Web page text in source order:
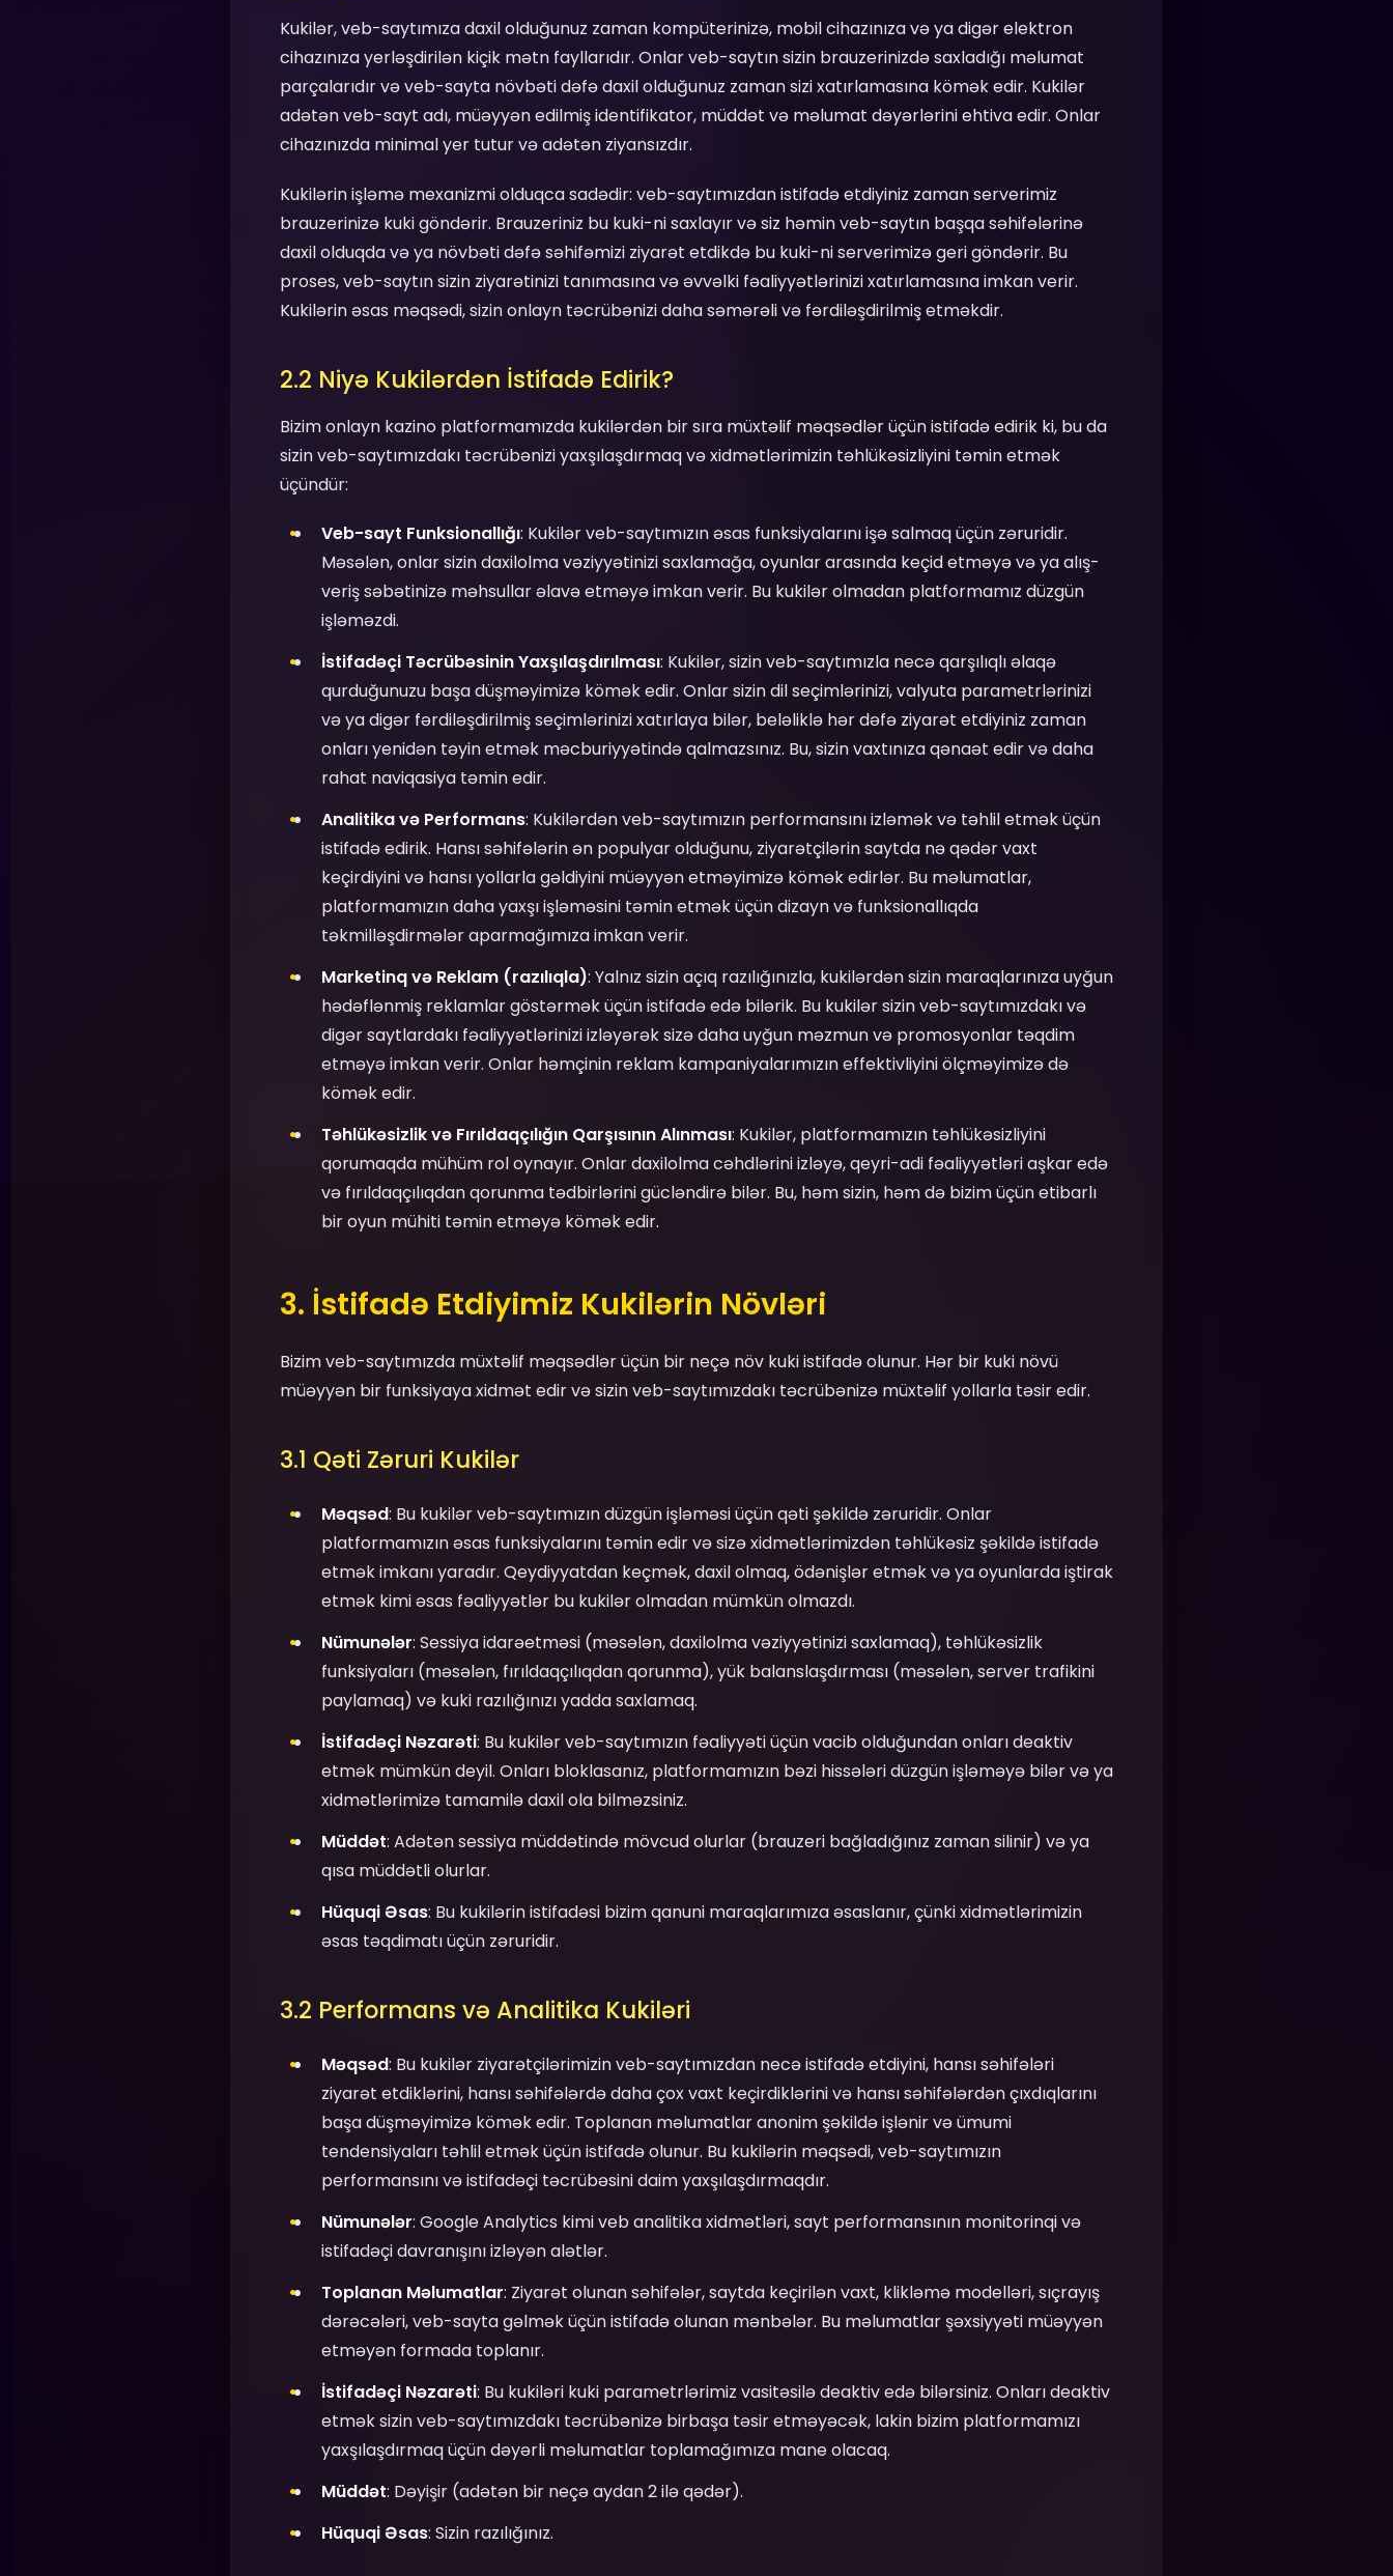
Kukilər, veb-saytımıza daxil olduğunuz zaman kompüterinizə, mobil cihazınıza və ya digər elektron
cihazınıza yerləşdirilən kiçik mətn fayllarıdır. Onlar veb-saytın sizin brauzerinizdə saxladığı məlumat
parçalarıdır və veb-sayta növbəti dəfə daxil olduğunuz zaman sizi xatırlamasına kömək edir. Kukilər
adətən veb-sayt adı, müəyyən edilmiş identifikator, müddət və məlumat dəyərlərini ehtiva edir. Onlar
cihazınızda minimal yer tutur və adətən ziyansızdır.
Kukilərin işləmə mexanizmi olduqca sadədir: veb-saytımızdan istifadə etdiyiniz zaman serverimiz
brauzerinizə kuki göndərir. Brauzeriniz bu kuki-ni saxlayır və siz həmin veb-saytın başqa səhifələrinə
daxil olduqda və ya növbəti dəfə səhifəmizi ziyarət etdikdə bu kuki-ni serverimizə geri göndərir. Bu
proses, veb-saytın sizin ziyarətinizi tanımasına və əvvəlki fəaliyyətlərinizi xatırlamasına imkan verir.
Kukilərin əsas məqsədi, sizin onlayn təcrübənizi daha səmərəli və fərdiləşdirilmiş etməkdir.
2.2 Niyə Kukilərdən İstifadə Edirik?
Bizim onlayn kazino platformamızda kukilərdən bir sıra müxtəlif məqsədlər üçün istifadə edirik ki, bu da
sizin veb-saytımızdakı təcrübənizi yaxşılaşdırmaq və xidmətlərimizin təhlükəsizliyini təmin etmək
üçündür:
Veb-sayt Funksionallığı: Kukilər veb-saytımızın əsas funksiyalarını işə salmaq üçün zəruridir.
Məsələn, onlar sizin daxilolma vəziyyətinizi saxlamağa, oyunlar arasında keçid etməyə və ya alış-
veriş səbətinizə məhsullar əlavə etməyə imkan verir. Bu kukilər olmadan platformamız düzgün
işləməzdi.
İstifadəçi Təcrübəsinin Yaxşılaşdırılması: Kukilər, sizin veb-saytımızla necə qarşılıqlı əlaqə
qurduğunuzu başa düşməyimizə kömək edir. Onlar sizin dil seçimlərinizi, valyuta parametrlərinizi
və ya digər fərdiləşdirilmiş seçimlərinizi xatırlaya bilər, beləliklə hər dəfə ziyarət etdiyiniz zaman
onları yenidən təyin etmək məcburiyyətində qalmazsınız. Bu, sizin vaxtınıza qənaət edir və daha
rahat naviqasiya təmin edir.
Analitika və Performans: Kukilərdən veb-saytımızın performansını izləmək və təhlil etmək üçün
istifadə edirik. Hansı səhifələrin ən populyar olduğunu, ziyarətçilərin saytda nə qədər vaxt
keçirdiyini və hansı yollarla gəldiyini müəyyən etməyimizə kömək edirlər. Bu məlumatlar,
platformamızın daha yaxşı işləməsini təmin etmək üçün dizayn və funksionallıqda
təkmilləşdirmələr aparmağımıza imkan verir.
Marketinq və Reklam (razılıqla): Yalnız sizin açıq razılığınızla, kukilərdən sizin maraqlarınıza uyğun
hədəflənmiş reklamlar göstərmək üçün istifadə edə bilərik. Bu kukilər sizin veb-saytımızdakı və
digər saytlardakı fəaliyyətlərinizi izləyərək sizə daha uyğun məzmun və promosyonlar təqdim
etməyə imkan verir. Onlar həmçinin reklam kampaniyalarımızın effektivliyini ölçməyimizə də
kömək edir.
Təhlükəsizlik və Fırıldaqçılığın Qarşısının Alınması: Kukilər, platformamızın təhlükəsizliyini
qorumaqda mühüm rol oynayır. Onlar daxilolma cəhdlərini izləyə, qeyri-adi fəaliyyətləri aşkar edə
və fırıldaqçılıqdan qorunma tədbirlərini gücləndirə bilər. Bu, həm sizin, həm də bizim üçün etibarlı
bir oyun mühiti təmin etməyə kömək edir.
3. İstifadə Etdiyimiz Kukilərin Növləri
Bizim veb-saytımızda müxtəlif məqsədlər üçün bir neçə növ kuki istifadə olunur. Hər bir kuki növü
müəyyən bir funksiyaya xidmət edir və sizin veb-saytımızdakı təcrübənizə müxtəlif yollarla təsir edir.
3.1 Qəti Zəruri Kukilər
Məqsəd: Bu kukilər veb-saytımızın düzgün işləməsi üçün qəti şəkildə zəruridir. Onlar
platformamızın əsas funksiyalarını təmin edir və sizə xidmətlərimizdən təhlükəsiz şəkildə istifadə
etmək imkanı yaradır. Qeydiyyatdan keçmək, daxil olmaq, ödənişlər etmək və ya oyunlarda iştirak
etmək kimi əsas fəaliyyətlər bu kukilər olmadan mümkün olmazdı.
Nümunələr: Sessiya idarəetməsi (məsələn, daxilolma vəziyyətinizi saxlamaq), təhlükəsizlik
funksiyaları (məsələn, fırıldaqçılıqdan qorunma), yük balanslaşdırması (məsələn, server trafikini
paylamaq) və kuki razılığınızı yadda saxlamaq.
İstifadəçi Nəzarəti: Bu kukilər veb-saytımızın fəaliyyəti üçün vacib olduğundan onları deaktiv
etmək mümkün deyil. Onları bloklasanız, platformamızın bəzi hissələri düzgün işləməyə bilər və ya
xidmətlərimizə tamamilə daxil ola bilməzsiniz.
Müddət: Adətən sessiya müddətində mövcud olurlar (brauzeri bağladığınız zaman silinir) və ya
qısa müddətli olurlar.
Hüquqi Əsas: Bu kukilərin istifadəsi bizim qanuni maraqlarımıza əsaslanır, çünki xidmətlərimizin
əsas təqdimatı üçün zəruridir.
3.2 Performans və Analitika Kukiləri
Məqsəd: Bu kukilər ziyarətçilərimizin veb-saytımızdan necə istifadə etdiyini, hansı səhifələri
ziyarət etdiklərini, hansı səhifələrdə daha çox vaxt keçirdiklərini və hansı səhifələrdən çıxdıqlarını
başa düşməyimizə kömək edir. Toplanan məlumatlar anonim şəkildə işlənir və ümumi
tendensiyaları təhlil etmək üçün istifadə olunur. Bu kukilərin məqsədi, veb-saytımızın
performansını və istifadəçi təcrübəsini daim yaxşılaşdırmaqdır.
Nümunələr: Google Analytics kimi veb analitika xidmətləri, sayt performansının monitorinqi və
istifadəçi davranışını izləyən alətlər.
Toplanan Məlumatlar: Ziyarət olunan səhifələr, saytda keçirilən vaxt, klikləmə modelləri, sıçrayış
dərəcələri, veb-sayta gəlmək üçün istifadə olunan mənbələr. Bu məlumatlar şəxsiyyəti müəyyən
etməyən formada toplanır.
İstifadəçi Nəzarəti: Bu kukiləri kuki parametrlərimiz vasitəsilə deaktiv edə bilərsiniz. Onları deaktiv
etmək sizin veb-saytımızdakı təcrübənizə birbaşa təsir etməyəcək, lakin bizim platformamızı
yaxşılaşdırmaq üçün dəyərli məlumatlar toplamağımıza mane olacaq.
Müddət: Dəyişir (adətən bir neçə aydan 2 ilə qədər).
Hüquqi Əsas: Sizin razılığınız.